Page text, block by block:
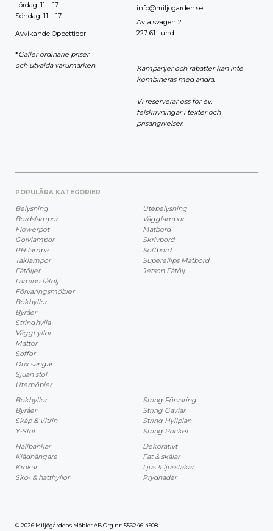
Lördag: 11 – 17
Söndag: 11 – 17
Avvikande Öppettider
*Gäller ordinarie priser
och utvalda varumärken.
info@miljogarden.se
Avtalsvägen 2
227 61 Lund
Kampanjer och rabatter kan inte
kombineras med andra.
Vi reserverar oss för ev.
felskrivningar i texter och
prisangivelser.
POPULÄRA KATEGORIER
Belysning
Bordslampor
Flowerpot
Golvlampor
PH lampa
Taklampor
Fåtöljer
Lamino fåtölj
Förvaringsmöbler
Bokhyllor
Byråer
Stringhylla
Vägghyllor
Mattor
Soffor
Dux sängar
Sjuan stol
Utemöbler
Utebelysning
Vägglampor
Matbord
Skrivbord
Soffbord
Superellips Matbord
Jetson Fåtölj
Bokhyllor
Byråer
Skåp & Vitrin
Y-Stol
String Förvaring
String Gavlar
String Hyllplan
String Pocket
Hallbänkar
Klädhängare
Krokar
Sko- & hatthyllor
Dekorativt
Fat & skålar
Ljus & ljusstakar
Prydnader
© 2026 Miljögårdens Möbler AB Org.nr: 556246-4908